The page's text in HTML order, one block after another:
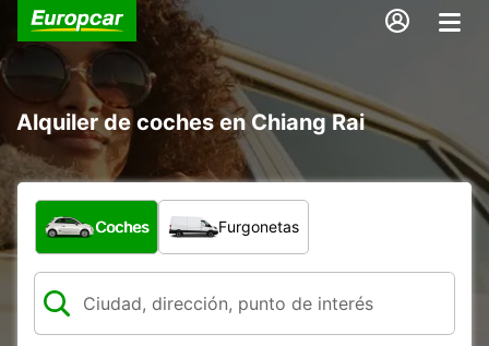
Alquiler de coches en Chiang Rai
¿Qué tipo de vehículo?
Coches Furgonetas